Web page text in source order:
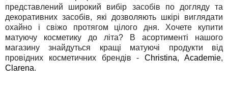
представлений широкий вибір засобів по догляду та
декоративних засобів, які дозволяють шкірі виглядати
охайно і свіжо протягом цілого дня. Хочете купити
матуючу косметику до літа? В асортименті нашого
магазину знайдуться кращі матуючі продукти від
провідних косметичних брендів -Christina,Academie,
Clarena.